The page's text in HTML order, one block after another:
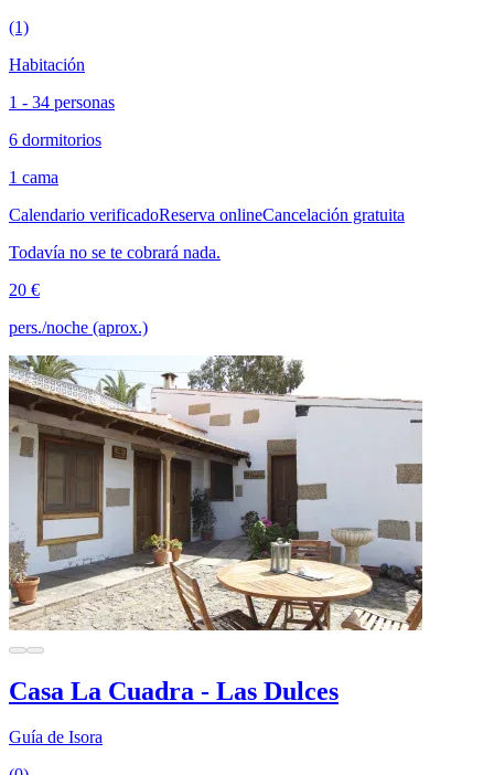
(1)
Habitación
1 - 34 personas
6 dormitorios
1 cama
Calendario verificadoReserva onlineCancelación gratuita
Todavía no se te cobrará nada.
20 €
pers./noche (aprox.)
Casa La Cuadra - Las Dulces
Guía de Isora